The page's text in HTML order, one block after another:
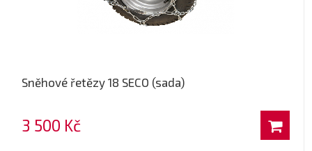
Sněhové řetězy 18 SECO (sada)
3 500 Kč